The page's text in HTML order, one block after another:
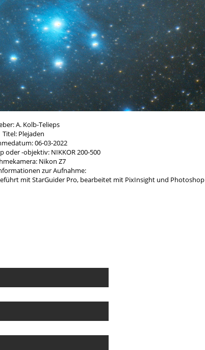
A. Kolb-Telieps
Titel: Plejaden
06-03-2022
oder -objektiv: NIKKOR 200-500
Nikon Z7
zur Aufnahme:
mit StarGuider Pro, bearbeitet mit PixInsight und Photoshop